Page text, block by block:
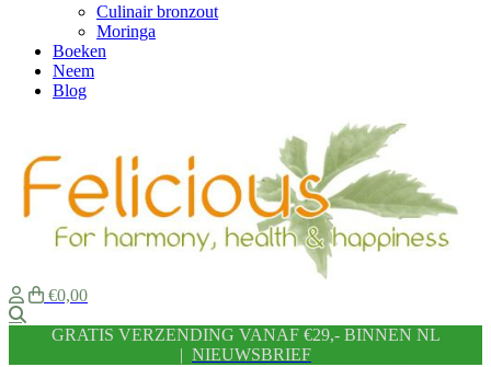
Culinair bronzout
Moringa
Boeken
Neem
Blog
€0,00
GRATIS VERZENDING VANAF €29,- BINNEN NL
| NIEUWSBRIEF